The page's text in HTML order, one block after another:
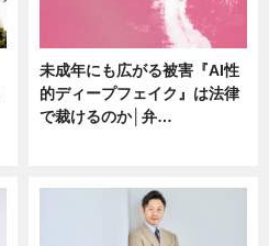
未成年にも広がる被害『AI性
的ディープフェイク』は法律
で裁けるのか│弁…